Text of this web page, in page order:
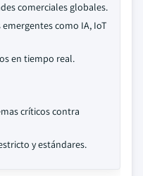
comerciales globales.
como IA, IoT
en tiempo real.
críticos contra
y estándares.